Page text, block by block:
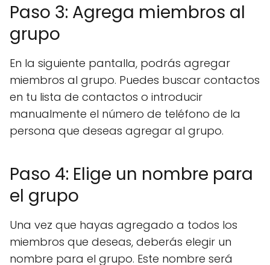
Paso 3: Agrega miembros al
grupo
En la siguiente pantalla, podrás agregar
miembros al grupo. Puedes buscar contactos
en tu lista de contactos o introducir
manualmente el número de teléfono de la
persona que deseas agregar al grupo.
Paso 4: Elige un nombre para
el grupo
Una vez que hayas agregado a todos los
miembros que deseas, deberás elegir un
nombre para el grupo. Este nombre será